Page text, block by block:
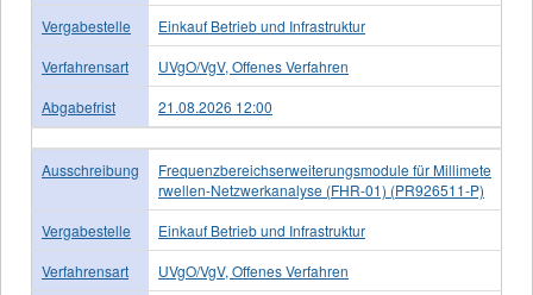
Vergabestelle
Einkauf Betrieb und Infrastruktur
Verfahrensart
UVgO/VgV, Offenes Verfahren
Abgabefrist
21.08.2026 12:00
Ausschreibung
Frequenzbereichserweiterungsmodule für Millimete
rwellen-Netzwerkanalyse (FHR-01) (PR926511-P)
Vergabestelle
Einkauf Betrieb und Infrastruktur
Verfahrensart
UVgO/VgV, Offenes Verfahren